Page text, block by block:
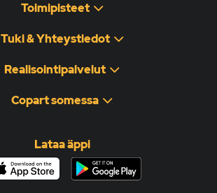
Toimipisteet
Tuki & Yhteystiedot
Realisointipalvelut
Copart somessa
Lataa äppi